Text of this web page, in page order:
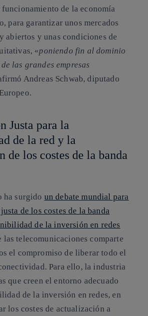
de la economía
para garantizar unos mercados
abiertos y unas condiciones de
«poniendo fin al dominio
las grandes empresas
Andreas Schwab, diputado
Justa para la
de la red y la
de los costes de la banda
ha surgido un debate mundial para
de los costes de la banda
de la inversión en redes
las telecomunicaciones comparte
el compromiso de liberar todo el
Para ello, la industria
que creen el entorno adecuado
de la inversión en redes, en
los costes de actualización a